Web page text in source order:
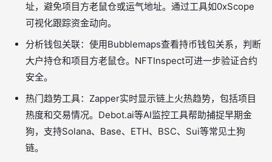
址，避免项目方老鼠仓或运气地址。通过工具如0xScope
可视化跟踪资金动向。
分析钱包关联：使用Bubblemaps查看持币钱包关系，判断
大户持仓和项目方老鼠仓。NFTInspect可进一步验证合约
安全。
热门趋势工具：Zapper实时显示链上火热趋势，包括项目
热度和交易情况。Debot.ai等AI监控工具帮助捕捉早期金
狗，支持Solana、Base、ETH、BSC、Sui等常见土狗
链。